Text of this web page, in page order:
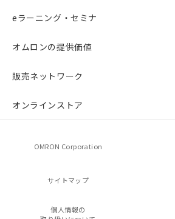
eラーニング・セミナ
オムロンの提供価値
販売ネットワーク
オンラインストア
OMRON Corporation
サイトマップ
個人情報の